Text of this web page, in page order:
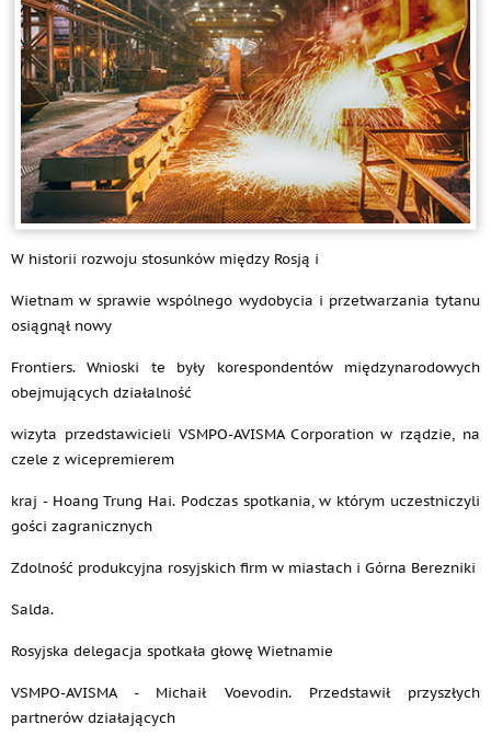
W historii rozwoju stosunków między Rosją i
Wietnam w sprawie wspólnego wydobycia i przetwarzania tytanu
osiągnął nowy
Frontiers. Wnioski te były korespondentów międzynarodowych
obejmujących działalność
wizyta przedstawicieli VSMPO-AVISMA Corporation w rządzie, na
czele z wicepremierem
kraj - Hoang Trung Hai. Podczas spotkania, w którym uczestniczyli
gości zagranicznych
Zdolność produkcyjna rosyjskich firm w miastach i Górna Berezniki
Salda.
Rosyjska delegacja spotkała głowę Wietnamie
VSMPO-AVISMA - Michaił Voevodin. Przedstawił przyszłych
partnerów działających